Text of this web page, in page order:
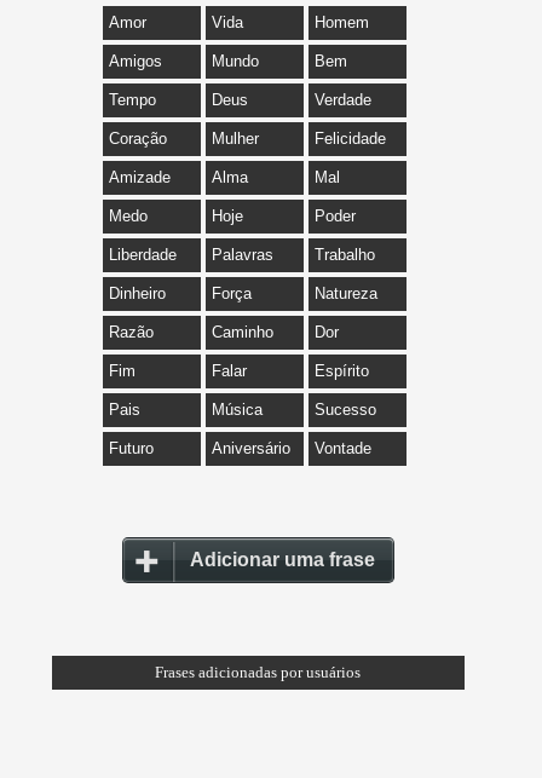
Amor Vida Homem
Amigos Mundo Bem
Tempo Deus Verdade
Coração Mulher Felicidade
Amizade Alma Mal
Medo Hoje Poder
Liberdade Palavras Trabalho
Dinheiro Força Natureza
Razão Caminho Dor
Fim Falar Espírito
Pais Música Sucesso
Futuro Aniversário Vontade
Adicionar uma frase
Frases adicionadas por usuários